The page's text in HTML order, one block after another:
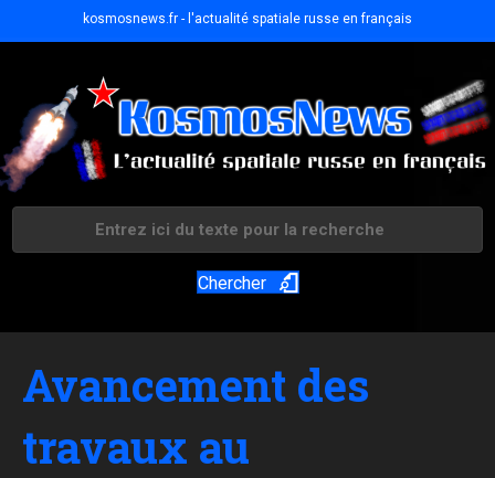
kosmosnews.fr - l'actualité spatiale russe en français
Chercher
Avancement des
travaux au